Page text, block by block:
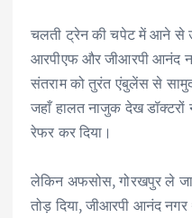
चलती ट्रेन की चपेट में आने से
आरपीएफ और जीआरपी आनंद
संतराम को तुरंत एंबुलेंस से
जहाँ हालत नाजुक देख
रेफर कर दिया।
लेकिन अफसोस, गोरखपुर ले
तोड़ दिया, जीआरपी आनंद नगर